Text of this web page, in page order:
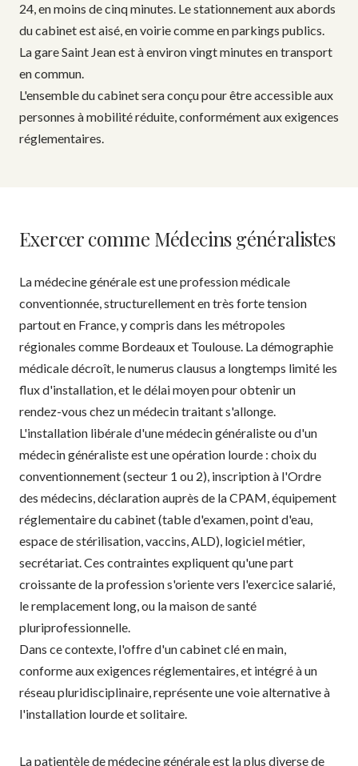
24, en moins de cinq minutes. Le stationnement aux abords
du cabinet est aisé, en voirie comme en parkings publics.
La gare Saint Jean est à environ vingt minutes en transport
en commun.
L'ensemble du cabinet sera conçu pour être accessible aux
personnes à mobilité réduite, conformément aux exigences
réglementaires.
Exercer comme Médecins généralistes
La médecine générale est une profession médicale
conventionnée, structurellement en très forte tension
partout en France, y compris dans les métropoles
régionales comme Bordeaux et Toulouse. La démographie
médicale décroît, le numerus clausus a longtemps limité les
flux d'installation, et le délai moyen pour obtenir un
rendez-vous chez un médecin traitant s'allonge.
L'installation libérale d'une médecin généraliste ou d'un
médecin généraliste est une opération lourde : choix du
conventionnement (secteur 1 ou 2), inscription à l'Ordre
des médecins, déclaration auprès de la CPAM, équipement
réglementaire du cabinet (table d'examen, point d'eau,
espace de stérilisation, vaccins, ALD), logiciel métier,
secrétariat. Ces contraintes expliquent qu'une part
croissante de la profession s'oriente vers l'exercice salarié,
le remplacement long, ou la maison de santé
pluriprofessionnelle.
Dans ce contexte, l'offre d'un cabinet clé en main,
conforme aux exigences réglementaires, et intégré à un
réseau pluridisciplinaire, représente une voie alternative à
l'installation lourde et solitaire.
La patientèle de médecine générale est la plus diverse de